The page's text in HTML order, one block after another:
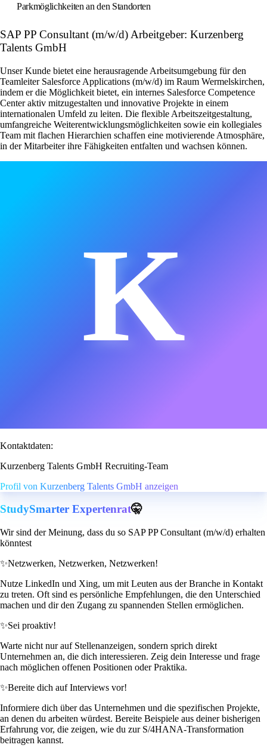
Parkmöglichkeiten an den Standorten
SAP PP Consultant (m/w/d) Arbeitgeber: Kurzenberg
Talents GmbH
Unser Kunde bietet eine herausragende Arbeitsumgebung für den
Teamleiter Salesforce Applications (m/w/d) im Raum Wermelskirchen,
indem er die Möglichkeit bietet, ein internes Salesforce Competence
Center aktiv mitzugestalten und innovative Projekte in einem
internationalen Umfeld zu leiten. Die flexible Arbeitszeitgestaltung,
umfangreiche Weiterentwicklungsmöglichkeiten sowie ein kollegiales
Team mit flachen Hierarchien schaffen eine motivierende Atmosphäre,
in der Mitarbeiter ihre Fähigkeiten entfalten und wachsen können.
K
Kontaktdaten:
Kurzenberg Talents GmbH Recruiting-Team
Profil von Kurzenberg Talents GmbH anzeigen
StudySmarter Expertenrat🤫
Wir sind der Meinung, dass du so SAP PP Consultant (m/w/d) erhalten
könntest
✨Netzwerken, Netzwerken, Netzwerken!
Nutze LinkedIn und Xing, um mit Leuten aus der Branche in Kontakt
zu treten. Oft sind es persönliche Empfehlungen, die den Unterschied
machen und dir den Zugang zu spannenden Stellen ermöglichen.
✨Sei proaktiv!
Warte nicht nur auf Stellenanzeigen, sondern sprich direkt
Unternehmen an, die dich interessieren. Zeig dein Interesse und frage
nach möglichen offenen Positionen oder Praktika.
✨Bereite dich auf Interviews vor!
Informiere dich über das Unternehmen und die spezifischen Projekte,
an denen du arbeiten würdest. Bereite Beispiele aus deiner bisherigen
Erfahrung vor, die zeigen, wie du zur S/4HANA-Transformation
beitragen kannst.